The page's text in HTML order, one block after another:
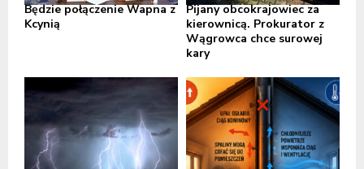
Będzie połączenie Wapna z
Kcynią
Pijany obcokrajowiec za
kierownicą. Prokurator z
Wągrowca chce surowej
kary